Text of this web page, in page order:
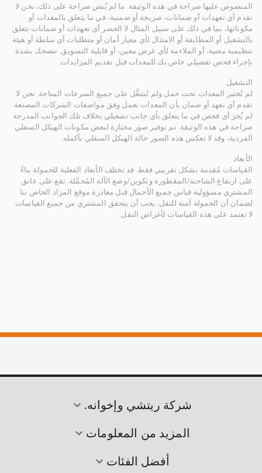
المنصوص عليها صراحة في هذه الوثيقة. ما لم يُنص صراحة على ذلك، نحن لا
نقدم أي تعهدات أو ضمانات، صريحة أو ضمنية، في ما يتعلق بالمعدات أو
مكوناتها، بما في ذلك على سبيل المثال لا الحصر أي تعهدات أو ضمانات تتعلق
بالتشغيل أو المطابقة أو الامتثال لأي معيار أمان أو متطلبات أي سلطة أو هيئة
تنظيمية معنية، أو الملاءمة لأي غرض معين، أو قابلية التسويق. ننصحك بشدة
بإجراء فحص تفصيلي خاص بك للمعدات قبل تقديم المزايدات.
التشغيل
لم تُختبر المعدات تحت حمل ولم تُشغَّل على جميع السرعات المتاحة. نحن لا
نقدم أي تعهد أو ضمان بأن المعدات تعمل وفق مواصفات الشركات المصنعة.
لم يُجرَ أي فحص في ما يتعلق بأي جانب تشغيلي بخلاف تلك الجوانب المدرجة
صراحة في هذه الوثيقة. تم توفير صور مختارة لبعض مكونات الهيكل السفلي
الفردية، وقد لا تعكس هذه الصور حالة الهيكل السفلي بأكمله.
الأبعاد
القياسات مُقدمة بشكل تقريبي فقط. قد تختلف الأبعاد الفعلية للحمولة بناءً
على ارتفاع الشاحنة/المقطورة وتكوين/وضع الآلة المُحمَّلة. تقع على عاتق
المشتري مسؤولية قياس جميع الأحمال قبل مغادرة موقع المزاد الخاص بنا
لضمان أن الحمولة آمنة للنقل. يجب أن يتحقق المشتري من جميع القياسات.
لا تعتمد على هذه القياسات لأغراض النقل.
شركة ريتشي وإخوانه.
المزيد من المعلومات
أفضل الفئات